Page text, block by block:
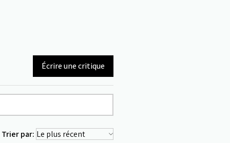
Écrire une critique
Trier par: